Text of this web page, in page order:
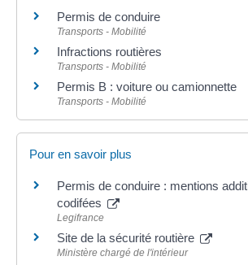
Permis de conduire
Transports - Mobilité
Infractions routières
Transports - Mobilité
Permis B : voiture ou camionnette
Transports - Mobilité
Pour en savoir plus
Permis de conduire : mentions
codifées
Legifrance
Site de la sécurité routière
Ministère chargé de l'intérieur